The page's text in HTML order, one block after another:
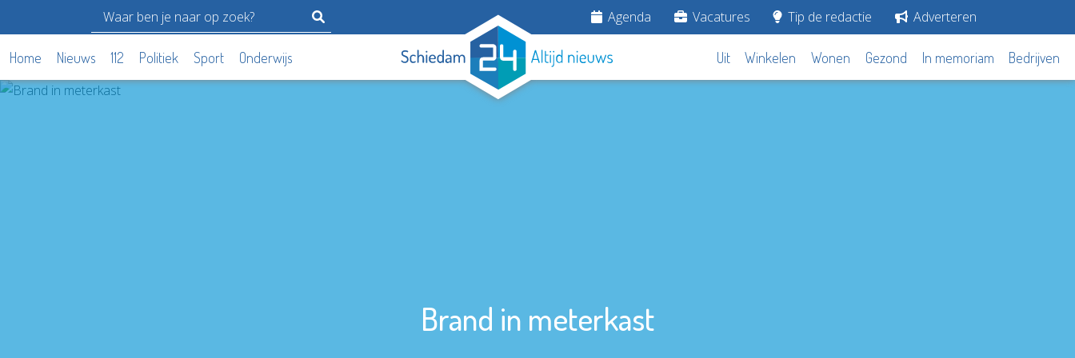
Agenda Vacatures Tip de redactie Adverteren
Home Nieuws 112 Politiek Sport Onderwijs Uit Winkelen Wonen Gezond In memoriam Bedrijven
Brand in meterkast